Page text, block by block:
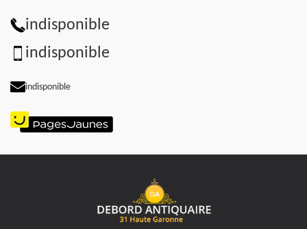
indisponible
indisponible
indisponible